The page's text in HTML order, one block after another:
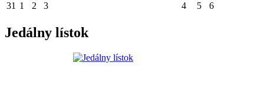
31 1 2 3 4 5 6
Jedálny lístok